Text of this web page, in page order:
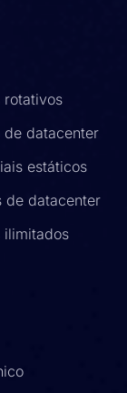
rotativos
de datacenter
estáticos
de datacenter
ilimitados